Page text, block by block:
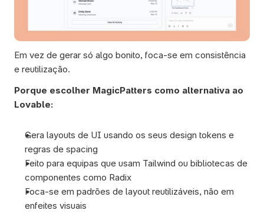
Em vez de gerar só algo bonito, foca-se em consistência
e reutilização.
Porque escolher MagicPatters como alternativa ao
Lovable:
Gera layouts de UI usando os seus design tokens e
regras de spacing
Feito para equipas que usam Tailwind ou bibliotecas de
componentes como Radix
Foca-se em padrões de layout reutilizáveis, não em
enfeites visuais